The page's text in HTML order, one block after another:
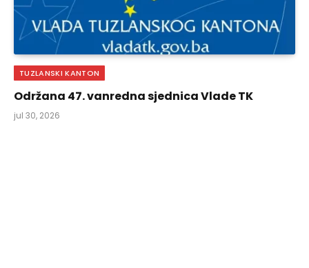
TUZLANSKI KANTON
Održana 47. vanredna sjednica Vlade TK
jul 30, 2026